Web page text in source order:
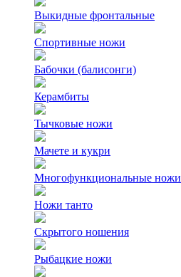
Выкидные фронтальные
Спортивные ножи
Бабочки (балисонги)
Керамбиты
Тычковые ножи
Мачете и кукри
Многофункциональные ножи
Ножи танто
Скрытого ношения
Рыбацкие ножи